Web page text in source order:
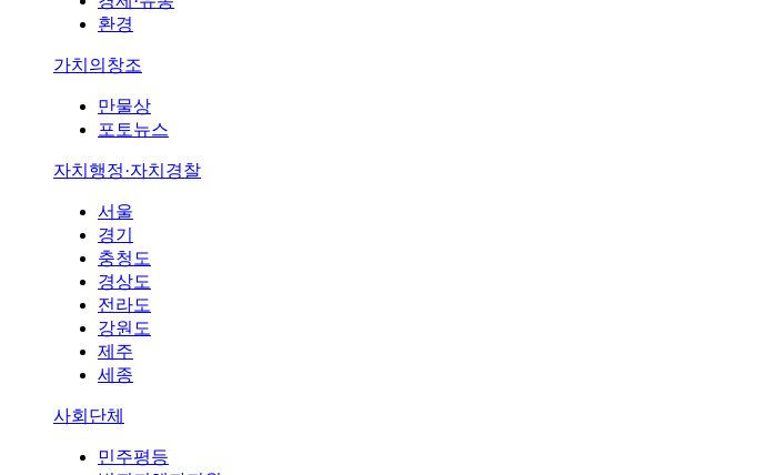
환경
가치의창조
만물상
포토뉴스
자치행정·자치경찰
서울
경기
충청도
경상도
전라도
강원도
제주
세종
사회단체
민주평등